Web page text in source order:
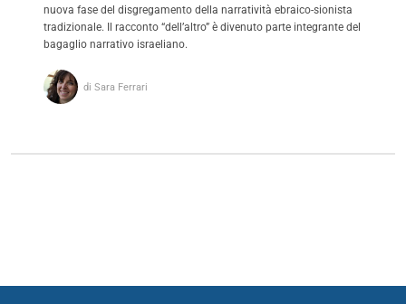
nuova fase del disgregamento della narratività ebraico-sionista
tradizionale. Il racconto “dell’altro” è divenuto parte integrante del
bagaglio narrativo israeliano.
di Sara Ferrari